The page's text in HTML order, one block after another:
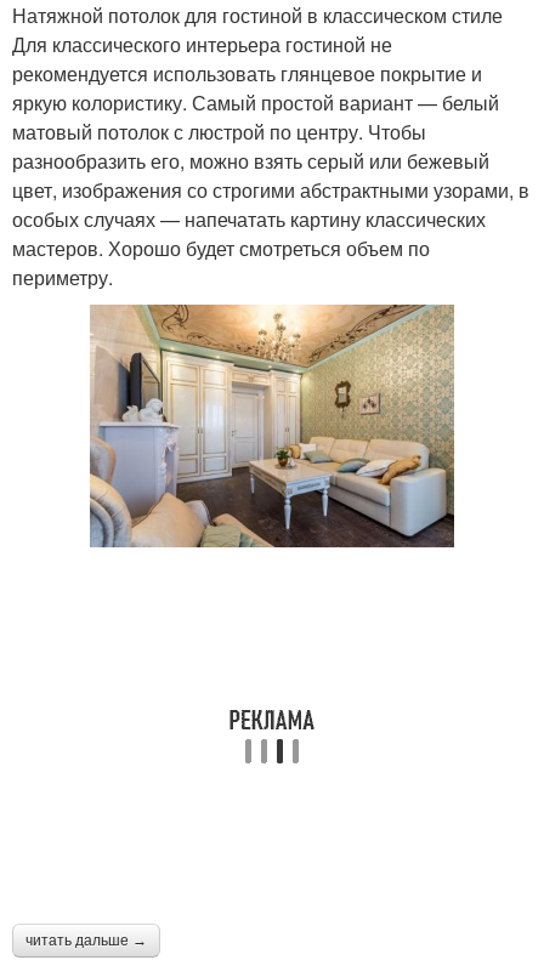
Натяжной потолок для гостиной в классическом стиле
Для классического интерьера гостиной не
рекомендуется использовать глянцевое покрытие и
яркую колористику. Самый простой вариант — белый
матовый потолок с люстрой по центру. Чтобы
разнообразить его, можно взять серый или бежевый
цвет, изображения со строгими абстрактными узорами, в
особых случаях — напечатать картину классических
мастеров. Хорошо будет смотреться объем по
периметру.
читать дальше →